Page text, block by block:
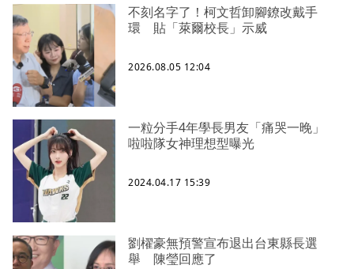
不刻名字了！柯文哲卸腳鐐改戴手
環 貼「萊爾校長」示威
2026.08.05 12:04
一粒分手4年學長男友「痛哭一晚」
啦啦隊女神理想型曝光
2024.04.17 15:39
劉櫂豪無預警宣布退出台東縣長選
舉 陳瑩回應了